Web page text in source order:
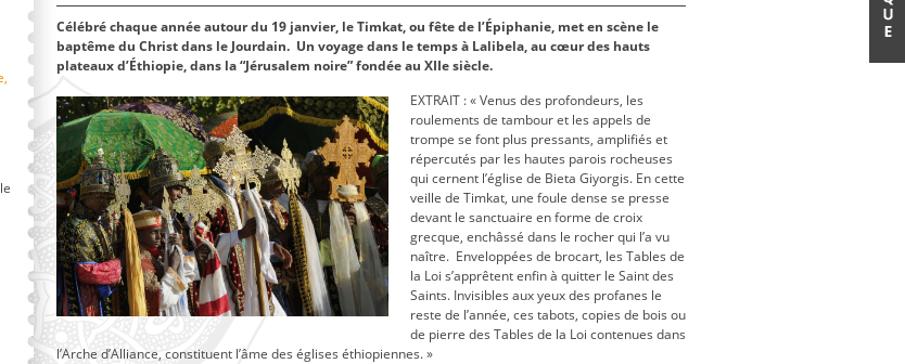
Célébré chaque année autour du 19 janvier, le Timkat, ou fête de l’Épiphanie, met en scène le
baptême du Christ dans le Jourdain. Un voyage dans le temps à Lalibela, au cœur des hauts
plateaux d’Éthiopie, dans la “Jérusalem noire” fondée au XIIe siècle.
EXTRAIT : « Venus des profondeurs, les
roulements de tambour et les appels de
trompe se font plus pressants, amplifiés et
répercutés par les hautes parois rocheuses
qui cernent l’église de Bieta Giyorgis. En cette
veille de Timkat, une foule dense se presse
devant le sanctuaire en forme de croix
grecque, enchâssé dans le rocher qui l’a vu
naître. Enveloppées de brocart, les Tables de
la Loi s’apprêtent enfin à quitter le Saint des
Saints. Invisibles aux yeux des profanes le
reste de l’année, ces tabots, copies de bois ou
de pierre des Tables de la Loi contenues dans
l’Arche d’Alliance, constituent l’âme des églises éthiopiennes. »